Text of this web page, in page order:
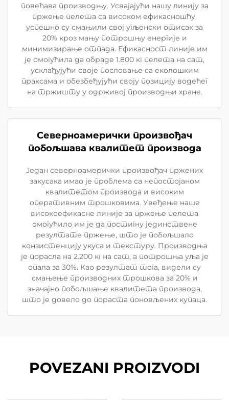
повећава производњу. Усвајајући нашу линију за
пржење пелета са високом ефикасношћу,
успешно су смањили свој угљенски отисак за
20% кроз мању потрошњу енергије и
минимизирање отпада. Ефикасност линије им
је омогућила да обраде 1.800 кг пелета на сат,
усклађујући своје пословање са еколошким
праксама и обезбеђујући своју позицију водећег
на тржишту у одрживој производњи хране.
Северноамерички произвођач
побољшава квалитет производа
Један северноамерички произвођач пржених
закусака имао је проблема са непостојаном
квалитетом производа и високим
оперативним трошковима. Увеђење наше
високоефикасне линије за пржење пелета
омогућило им је да постигну јединствене
резултате пржење, што је побољшало
конзистенцију укуса и текстуру. Производња
је порасла на 2.200 кг на сат, а потрошња уља је
опала за 30%. Као резултат тога, видели су
смањење производних трошкова за 20% и
значајно побољшање квалитета производа,
што је довело до пораста поновљених купаца.
POVEZANI PROIZVODI